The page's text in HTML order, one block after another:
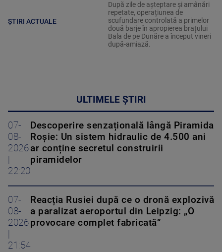
ȘTIRI ACTUALE
După zile de așteptare și amânări
repetate, operațiunea de
scufundare controlată a primelor
două barje în apropierea brațului
Bala de pe Dunăre a început vineri
după-amiază.
ULTIMELE ȘTIRI
07-
08-
2026
22:20
Descoperire senzațională lângă Piramida
Roșie: Un sistem hidraulic de 4.500 ani
ar conține secretul construirii
piramidelor
07-
08-
2026
21:54
Reacția Rusiei după ce o dronă explozivă
a paralizat aeroportul din Leipzig: „O
provocare complet fabricată”